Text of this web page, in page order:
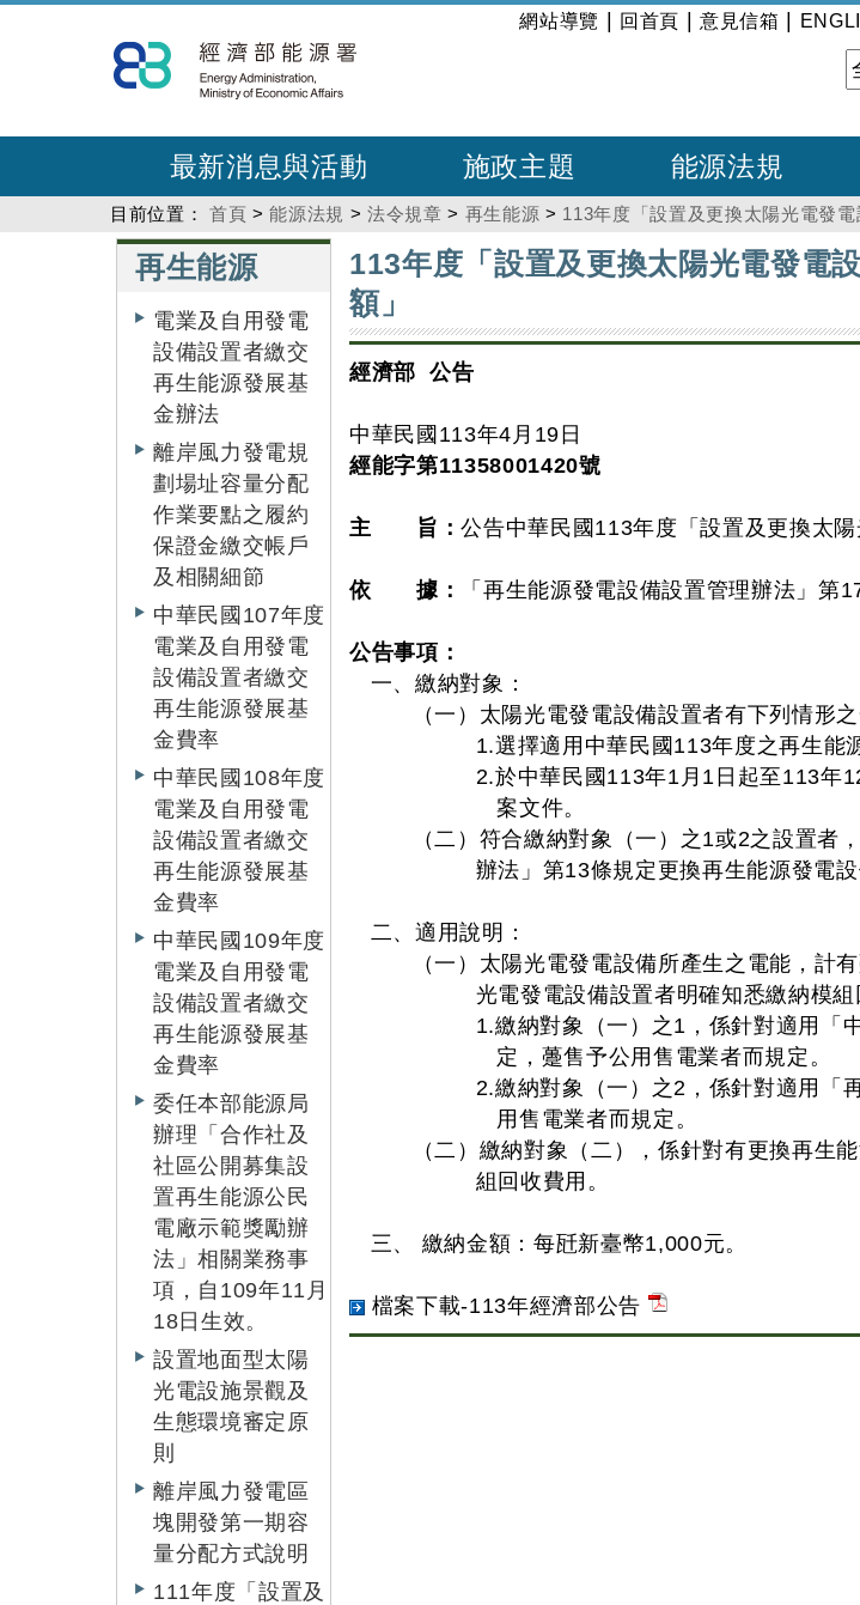
到
主
內
:::
網站導覽 回首頁 意見信箱
最新消息與活動 施政主題 能源法規
目前位置： 首頁 >能源法規 >法令規章 > 再生能源 > 113年度「設置及更換太陽光電發
再生能源
電業及自用發電
設備設置者繳交
再生能源發展基
金辦法
離岸風力發電規
劃場址容量分配
作業要點之履約
保證金繳交帳戶
及相關細節
中華民國107年度
電業及自用發電
設備設置者繳交
再生能源發展基
金費率
中華民國108年度
電業及自用發電
設備設置者繳交
再生能源發展基
金費率
中華民國109年度
電業及自用發電
設備設置者繳交
再生能源發展基
金費率
委任本部能源局
辦理「合作社及
社區公開募集設
置再生能源公民
電廠示範獎勵辦
法」相關業務事
項，自109年11月
18日生效。
設置地面型太陽
光電設施景觀及
生態環境審定原
則
離岸風力發電區
塊開發第一期容
量分配方式說明
111年度「設置及
113年度「設置及更換太陽光電發電
額」
經濟部 公告
中華民國113年4月19日
經能字第11358001420號
主 旨：公告中華民國113年度「設置及更換太
依 據： 「再生能源發電設備設置管理辦法」第
公告事項：
一、繳納對象：
（一）太陽光電發電設備設置者有下列情形之
1.選擇適用中華民國113年度之再生能
2.於中華民國113年1月1日起至113年
案文件。
（二）符合繳納對象（一）之1或2之設置者
辦法」第13條規定更換再生能源發電設
二、適用說明：
（一）太陽光電發電設備所產生之電能，計
光電發電設備設置者明確知悉繳納模
1.繳納對象（一）之1，係針對適用「
定，躉售予公用售電業者而規定。
2.繳納對象（一）之2，係針對適用「
用售電業者而規定。
（二）繳納對象（二），係針對有更換再生
組回收費用。
三、 繳納金額：每瓩新臺幣1,000元。
檔案下載-113年經濟部公告